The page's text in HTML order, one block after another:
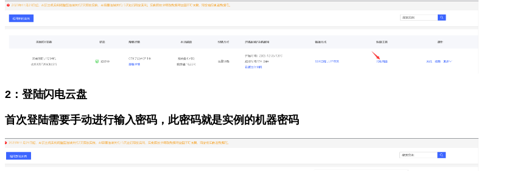
2： 登陆闪电云盘
首次登陆需要手动进行输入密码，此密码就是实例的机器密码